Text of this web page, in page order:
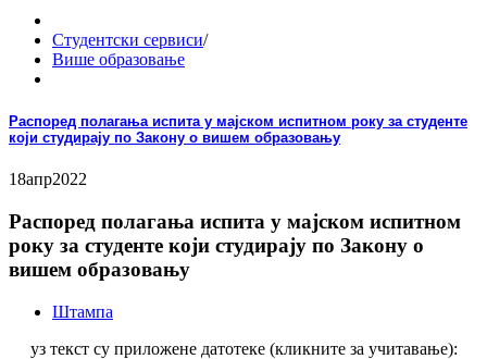
Студентски сервиси/
Више образовање
Распоред полагања испита у мајском испитном року за студенте
који студирају по Закону о вишем образовању
18апр2022
Распоред полагања испита у мајском испитном
року за студенте који студирају по Закону о
вишем образовању
Штампа
уз текст су приложене датотеке (кликните за учитавање):